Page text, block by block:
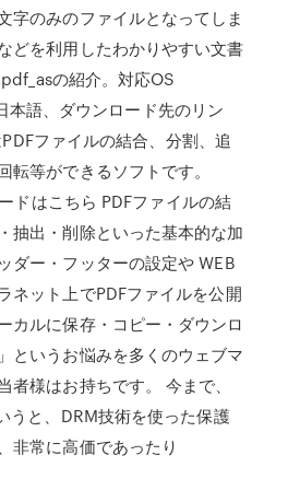
字のみのファイルとなってしま
どを利用したわかりやすい文書
の紹介。対応OS
本語、ダウンロード先のリン
ファイルの結合、分割、追
転等ができるソフトです。
ドはこちら PDFファイルの結
抽出・削除といった基本的な加
ダー・フッターの設定や WEB
ネット上でPDFファイルを公開
カルに保存・コピー・ダウンロ
というお悩みを多くのウェブマ
者様はお持ちです。 今まで、
うと、DRM技術を使った保護
非常に高価であったり